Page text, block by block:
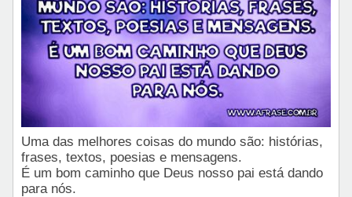
Uma das melhores coisas do mundo são: histórias,
frases, textos, poesias e mensagens.
É um bom caminho que Deus nosso pai está dando
para nós.